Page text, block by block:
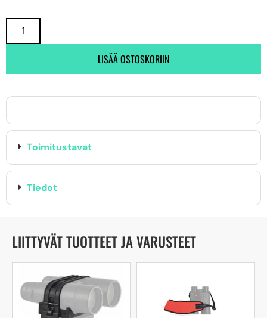
LISÄÄ OSTOSKORIIN
Toimitustavat
Tiedot
LIITTYVÄT TUOTTEET JA VARUSTEET